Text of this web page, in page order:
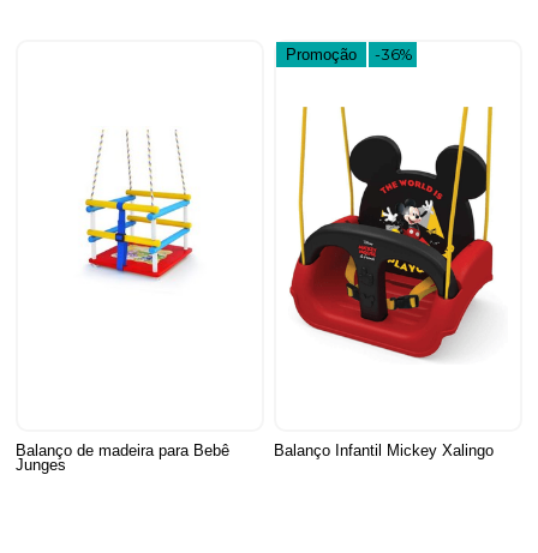
Balanço de madeira para Bebê
Junges
Promoção -36%
Balanço Infantil Mickey Xalingo